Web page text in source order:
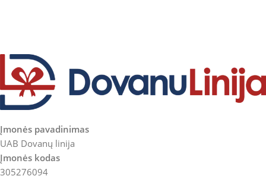
Įmonės pavadinimas
UAB Dovanų linija
Įmonės kodas
305276094